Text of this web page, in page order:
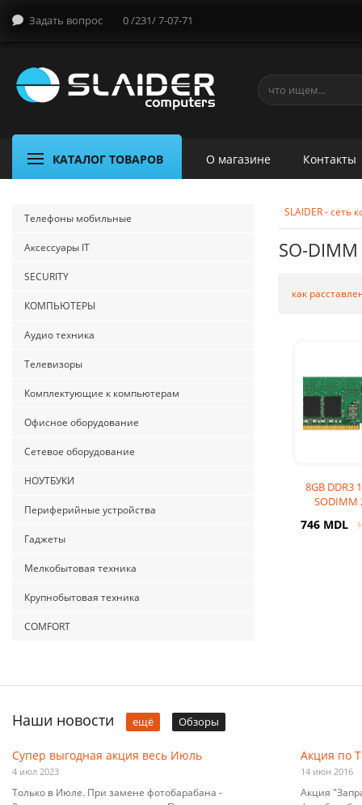
Задать вопрос 0 /231/ 7-07-71
КАТАЛОГ ТОВАРОВ О магазине Контакты
Телефоны мобильные
Аксессуары IT
SECURITY
КОМПЬЮТЕРЫ
Аудио техника
Телевизоры
Комплектующие к компьютерам
Офисное оборудование
Сетевое оборудование
НОУТБУКИ
Периферийные устройства
Гаджеты
Мелкобытовая техника
Крупнобытовая техника
COMFORT
SLAIDER - сеть
SO-DIMM
как
8GB DDR3
SODIMM
CL11,
746 MDL
Наши новости ещё Обзоры
Супер выгодная акция весь Июль
4 июл 2023
Только в Июле. При замене фотобарабана -
Акция по
14 июн 2016
Акция